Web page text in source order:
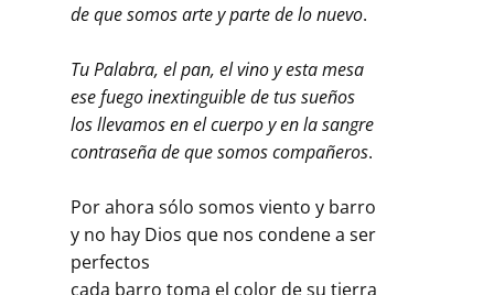
de que somos arte y parte de lo nuevo.
Tu Palabra, el pan, el vino y esta mesa
ese fuego inextinguible de tus sueños
los llevamos en el cuerpo y en la sangre
contraseña de que somos compañeros.
Por ahora sólo somos viento y barro
y no hay Dios que nos condene a ser
perfectos
cada barro toma el color de su tierra